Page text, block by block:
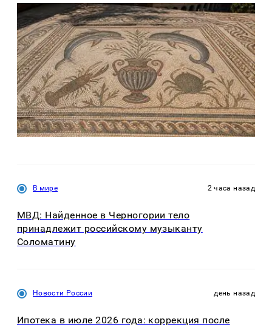
В мире 2 часа назад
МВД: Найденное в Черногории тело
принадлежит российскому музыканту
Соломатину
Новости России день назад
Ипотека в июле 2026 года: коррекция после